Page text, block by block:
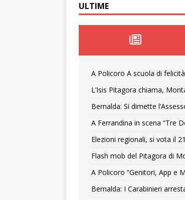
ULTIME
A Policoro A scuola di felicità
L’Isis Pitagora chiama,
Bernalda: Si dimette
A Ferrandina in scena “Tre
Elezioni regionali, si vota il
Flash mob del Pitagora di
A Policoro “Genitori, App e
Bernalda: I Carabinieri